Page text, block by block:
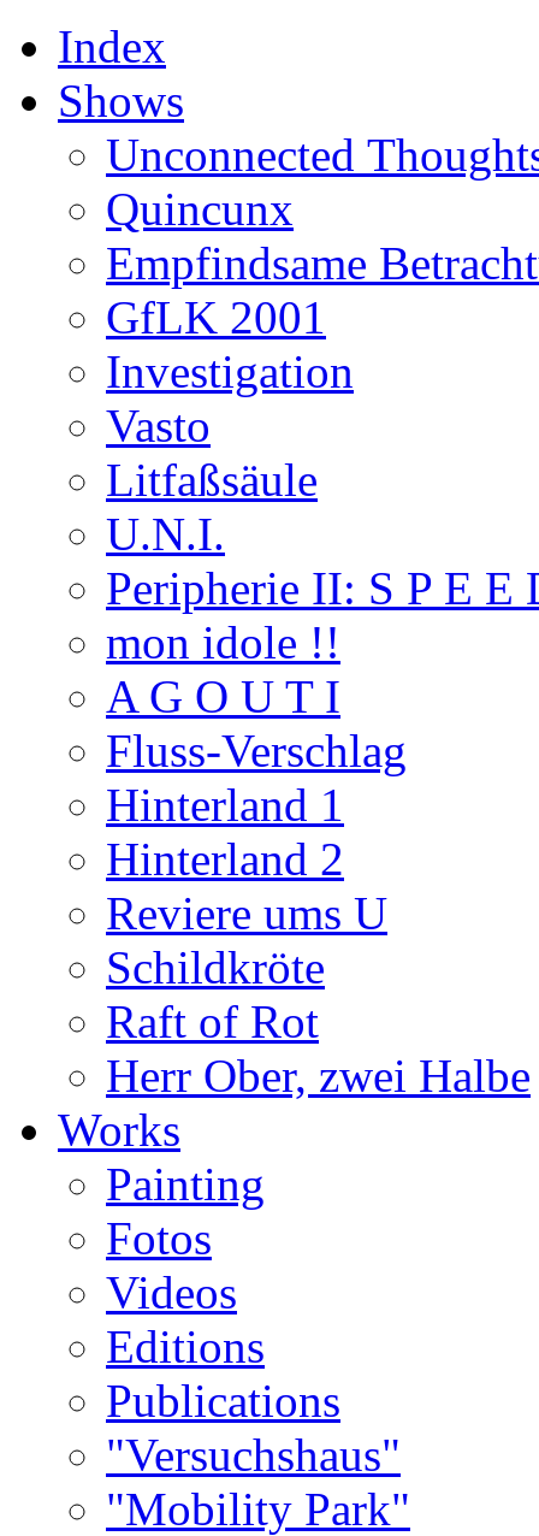
Index
Shows
Unconnected
Quincunx
Empfindsame
GfLK 2001
Investigation
Vasto
Litfaßsäule
U.N.I.
Peripherie II: S P E E
mon idole !!
A G O U T I
Fluss-Verschlag
Hinterland 1
Hinterland 2
Reviere ums U
Schildkröte
Raft of Rot
Herr Ober, zwei Halbe
Works
Painting
Fotos
Videos
Editions
Publications
"Versuchshaus"
"Mobility Park"